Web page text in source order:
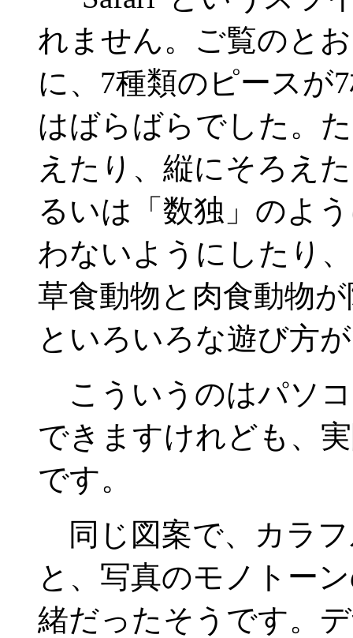
れません。ご覧のと
に、7種類のピースが
はばらばらでした。
えたり、縦にそろえ
るいは「数独」のよ
わないようにしたり
草食動物と肉食動物
といろいろな遊び方
こういうのはパソ
できますけれども、
です。
同じ図案で、カラ
と、写真のモノトー
緒だったそうです。